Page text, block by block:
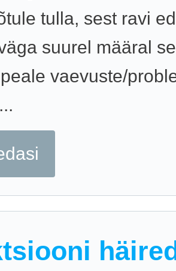
tulla, sest ravi
suurel määral
vaevuste/